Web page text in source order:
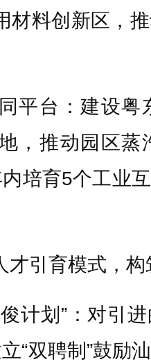
材料创新区，
台：建设粤
，推动园区蒸
培育5个工业
引育模式，构
划”：对引进
“双聘制”鼓励